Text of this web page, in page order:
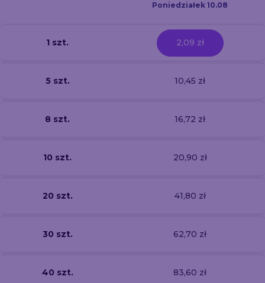
Poniedziałek 10.08
1 szt. 2,09 zł
5 szt. 10,45 zł
8 szt. 16,72 zł
10 szt. 20,90 zł
20 szt. 41,80 zł
30 szt. 62,70 zł
40 szt. 83,60 zł